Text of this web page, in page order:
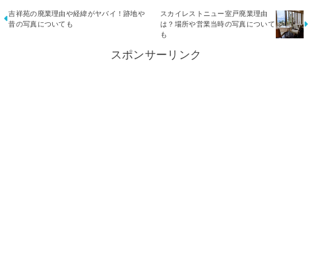
吉祥苑の廃業理由や経緯がヤバイ！跡地や
昔の写真についても
スカイレストニュー室戸廃業理由
は？場所や営業当時の写真について
も
スポンサーリンク